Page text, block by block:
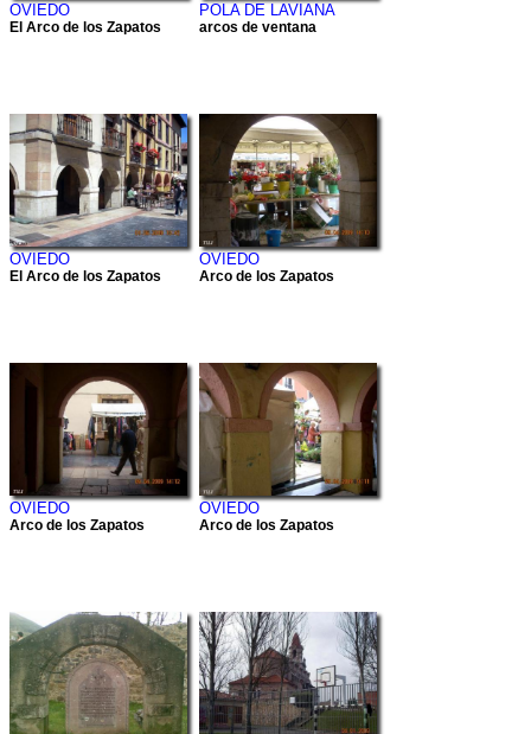
OVIEDO
El Arco de los Zapatos
POLA DE LAVIANA
arcos de ventana
OVIEDO
El Arco de los Zapatos
OVIEDO
Arco de los Zapatos
OVIEDO
Arco de los Zapatos
OVIEDO
Arco de los Zapatos